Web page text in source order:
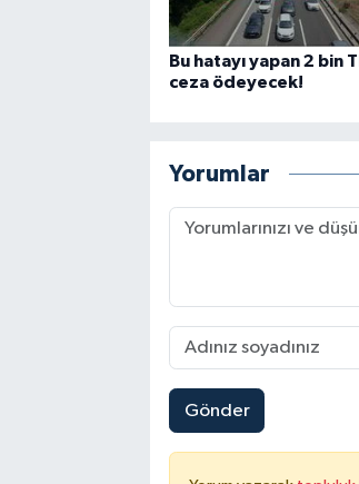
Bu hatayı yapan 2 bin
ceza ödeyecek!
Yorumlar
Gönder